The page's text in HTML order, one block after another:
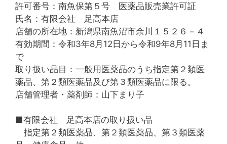
許可番号：南魚保第５号 医薬品販売業許可証
氏名：有限会社 足高本店
店舗の所在地：新潟県南魚沼市余川１５２６－４
有効期間：令和3年8月12日から令和9年8月11日ま
で
取り扱い品目：一般用医薬品のうち指定第２類医
薬品、第２類医薬品及び第３類医薬品に限る。
店舗管理者・薬剤師：山下まり子
■有限会社 足高本店の取り扱い品
指定第２類医薬品、第２類医薬品、第３類医薬